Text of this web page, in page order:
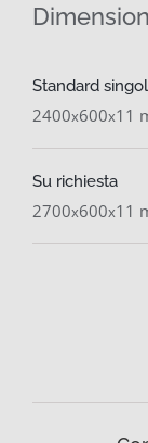
Standard
2400x600x11
Su richiesta
2700x600x11